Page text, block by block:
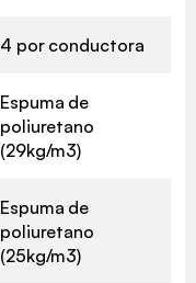
4 por conductora
Espuma de
poliuretano
(29kg/m3)
Espuma de
poliuretano
(25kg/m3)